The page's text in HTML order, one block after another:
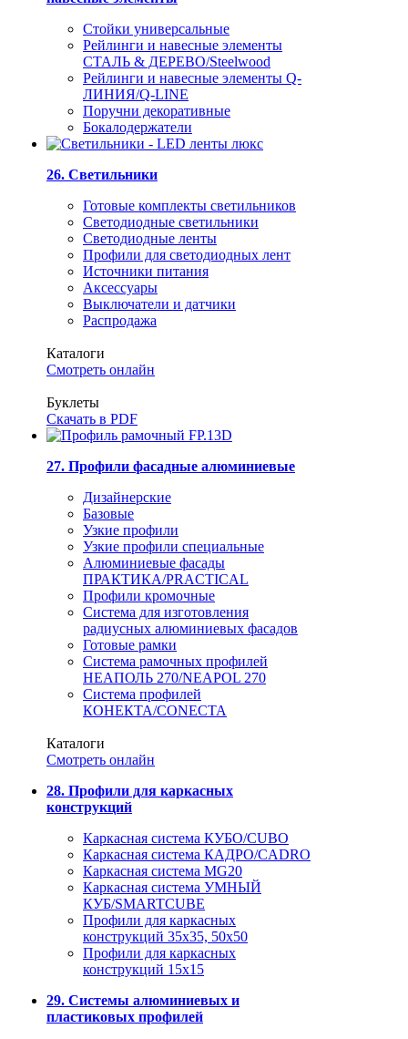
Стойки универсальные
Рейлинги и навесные элементы
СТАЛЬ & ДЕРЕВО/Steelwood
Рейлинги и навесные элементы Q-
ЛИНИЯ/Q-LINE
Поручни декоративные
Бокалодержатели
26. Светильники
Готовые комплекты светильников
Светодиодные светильники
Светодиодные ленты
Профили для светодиодных лент
Источники питания
Аксессуары
Выключатели и датчики
Распродажа
Каталоги
Смотреть онлайн
Буклеты
Скачать в PDF
27. Профили фасадные алюминиевые
Дизайнерские
Базовые
Узкие профили
Узкие профили специальные
Алюминиевые фасады
ПРАКТИКА/PRACTICAL
Профили кромочные
Система для изготовления
радиусных алюминиевых фасадов
Готовые рамки
Система рамочных профилей
НЕАПОЛЬ 270/NEAPOL 270
Система профилей
КОНЕКТА/CONECTA
Каталоги
Смотреть онлайн
28. Профили для каркасных
конструкций
Каркасная система КУБО/CUBO
Каркасная система КАДРО/CADRO
Каркасная система MG20
Каркасная система УМНЫЙ
КУБ/SMARTCUBE
Профили для каркасных
конструкций 35x35, 50x50
Профили для каркасных
конструкций 15х15
29. Системы алюминиевых и
пластиковых профилей